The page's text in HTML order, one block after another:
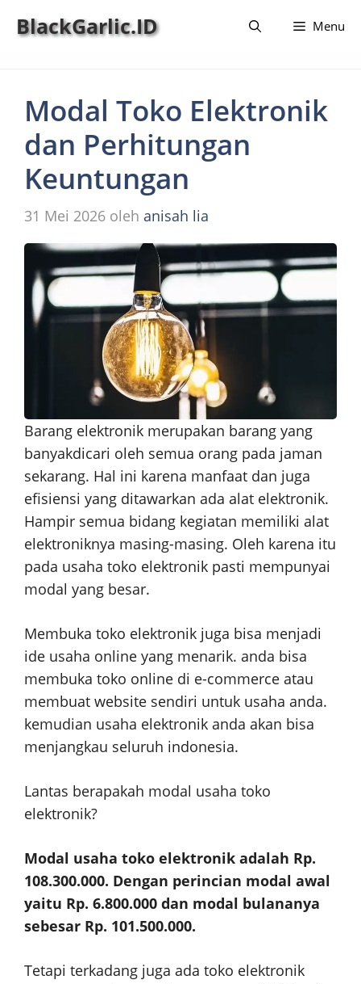
BlackGarlic.ID Menu
Modal Toko Elektronik
dan Perhitungan
Keuntungan
31 Mei 2026 oleh anisah lia
Barang elektronik merupakan barang yang
banyakdicari oleh semua orang pada jaman
sekarang. Hal ini karena manfaat dan juga
efisiensi yang ditawarkan ada alat elektronik.
Hampir semua bidang kegiatan memiliki alat
elektroniknya masing-masing. Oleh karena itu
pada usaha toko elektronik pasti mempunyai
modal yang besar.
Membuka toko elektronik juga bisa menjadi
ide usaha online yang menarik. anda bisa
membuka toko online di e-commerce atau
membuat website sendiri untuk usaha anda.
kemudian usaha elektronik anda akan bisa
menjangkau seluruh indonesia.
Lantas berapakah modal usaha toko
elektronik?
Modal usaha toko elektronik adalah Rp.
108.300.000. Dengan perincian modal awal
yaitu Rp. 6.800.000 dan modal bulananya
sebesar Rp. 101.500.000.
Tetapi terkadang juga ada toko elektronik